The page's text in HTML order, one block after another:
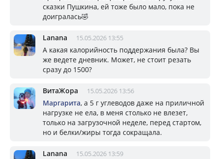
сказки Пушкина, ей тоже было мало, пока не
доигралась🤣
Lanana 15.05.2026 13:55
А какая калорийность поддержания была? Вы
же ведете дневник. Может, не стоит резать
сразу до 1500?
ВитаЖора 15.05.2026 13:56
Маргарита, а 5 г углеводов даже на приличной
нагрузке не ела, в меня столько не влезет,
только на загрузочной неделе, перед стартом,
но и белки/жиры тогда сокращала.
Lanana 15.05.2026 13:59